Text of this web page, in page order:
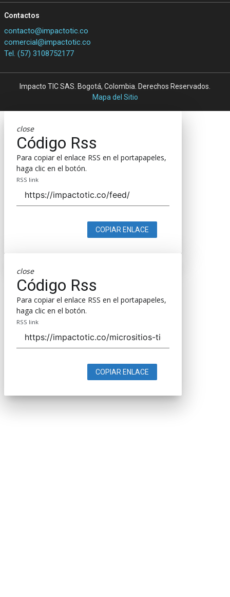
Contactos
contacto@impactotic.co
comercial@impactotic.co
Tel. (57) 3108752177
Impacto TIC SAS. Bogotá, Colombia. Derechos Reservados.
Mapa del Sitio
close
Código Rss
Para copiar el enlace RSS en el portapapeles,
haga clic en el botón.
RSS link
COPIAR ENLACE
close
Código Rss
Para copiar el enlace RSS en el portapapeles,
haga clic en el botón.
RSS link
COPIAR ENLACE